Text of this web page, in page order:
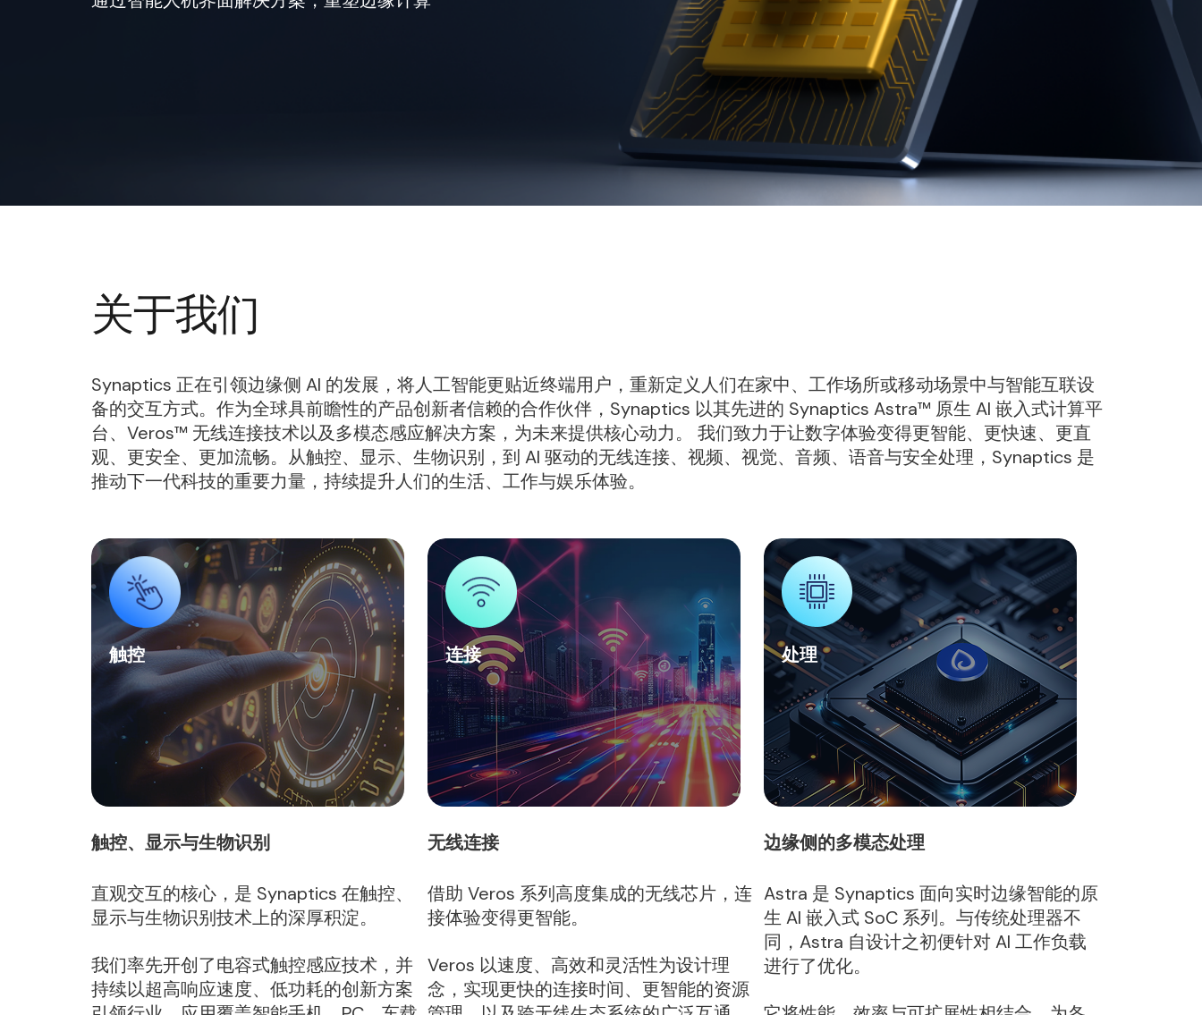
关于我们
Synaptics 正在引领边缘侧 AI 的发展，将人工智能更贴近终端用户，重新定义人们在家中、工作场所或移动场景中与智能互联设
备的交互方式。作为全球具前瞻性的产品创新者信赖的合作伙伴，Synaptics 以其先进的 Synaptics Astra™ 原生 AI 嵌入式计算平
台、Veros™ 无线连接技术以及多模态感应解决方案，为未来提供核心动力。 我们致力于让数字体验变得更智能、更快速、更直
观、更安全、更加流畅。从触控、显示、生物识别，到 AI 驱动的无线连接、视频、视觉、音频、语音与安全处理，Synaptics 是
推动下一代科技的重要力量，持续提升人们的生活、工作与娱乐体验。
触控
触控、显示与生物识别
直观交互的核心，是 Synaptics 在触控、
显示与生物识别技术上的深厚积淀。
我们率先开创了电容式触控感应技术，并
持续以超高响应速度、低功耗的创新方案
连接
无线连接
借助 Veros 系列高度集成的无线芯片，连
接体验变得更智能。
Veros 以速度、高效和灵活性为设计理
念，实现更快的连接时间、更智能的资源
处理
边缘侧的多模态处理
Astra 是 Synaptics 面向实时边缘智能的原
生 AI 嵌入式 SoC 系列。与传统处理器不
同，Astra 自设计之初便针对 AI 工作负载
进行了优化。